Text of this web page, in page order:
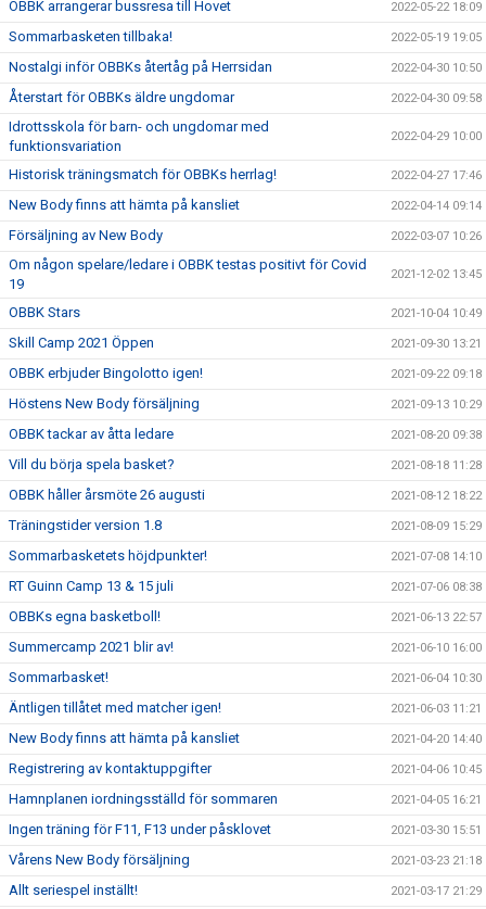
OBBK arrangerar bussresa till Hovet 2022-05-22 18:09
Sommarbasketen tillbaka! 2022-05-19 19:05
Nostalgi inför OBBKs återtåg på Herrsidan 2022-04-30 10:50
Återstart för OBBKs äldre ungdomar 2022-04-30 09:58
Idrottsskola för barn- och ungdomar med
funktionsvariation
2022-04-29 10:00
Historisk träningsmatch för OBBKs herrlag! 2022-04-27 17:46
New Body finns att hämta på kansliet 2022-04-14 09:14
Försäljning av New Body 2022-03-07 10:26
Om någon spelare/ledare i OBBK testas positivt för Covid
19
2021-12-02 13:45
OBBK Stars 2021-10-04 10:49
Skill Camp 2021 Öppen 2021-09-30 13:21
OBBK erbjuder Bingolotto igen! 2021-09-22 09:18
Höstens New Body försäljning 2021-09-13 10:29
OBBK tackar av åtta ledare 2021-08-20 09:38
Vill du börja spela basket? 2021-08-18 11:28
OBBK håller årsmöte 26 augusti 2021-08-12 18:22
Träningstider version 1.8 2021-08-09 15:29
Sommarbasketets höjdpunkter! 2021-07-08 14:10
RT Guinn Camp 13 & 15 juli 2021-07-06 08:38
OBBKs egna basketboll! 2021-06-13 22:57
Summercamp 2021 blir av! 2021-06-10 16:00
Sommarbasket! 2021-06-04 10:30
Äntligen tillåtet med matcher igen! 2021-06-03 11:21
New Body finns att hämta på kansliet 2021-04-20 14:40
Registrering av kontaktuppgifter 2021-04-06 10:45
Hamnplanen iordningsställd för sommaren 2021-04-05 16:21
Ingen träning för F11, F13 under påsklovet 2021-03-30 15:51
Vårens New Body försäljning 2021-03-23 21:18
Allt seriespel inställt! 2021-03-17 21:29